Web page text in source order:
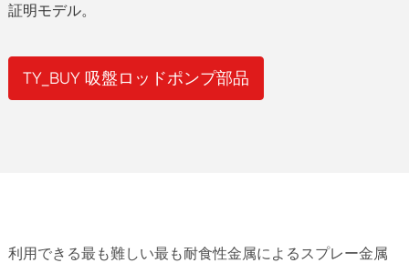
証明モデル。
TY_BUY 吸盤ロッドポンプ部品
利用できる最も難しい最も耐食性金属によるスプレー金属